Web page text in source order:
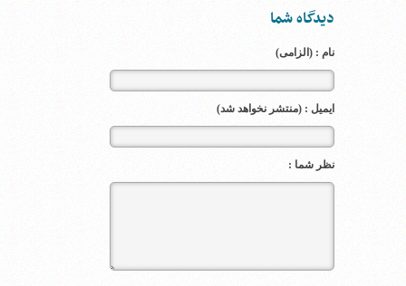
دیدگاه شما
نام : (الزامی)
ایمیل : (منتشر نخواهد شد)
نظر شما :